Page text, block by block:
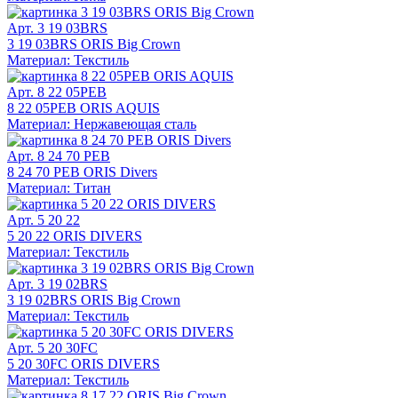
Арт. 3 19 03BRS
3 19 03BRS ORIS Big Crown
Материал: Текстиль
Арт. 8 22 05PEB
8 22 05PEB ORIS AQUIS
Материал: Нержавеющая сталь
Арт. 8 24 70 PEB
8 24 70 PEB ORIS Divers
Материал: Титан
Арт. 5 20 22
5 20 22 ORIS DIVERS
Материал: Текстиль
Арт. 3 19 02BRS
3 19 02BRS ORIS Big Crown
Материал: Текстиль
Арт. 5 20 30FC
5 20 30FC ORIS DIVERS
Материал: Текстиль